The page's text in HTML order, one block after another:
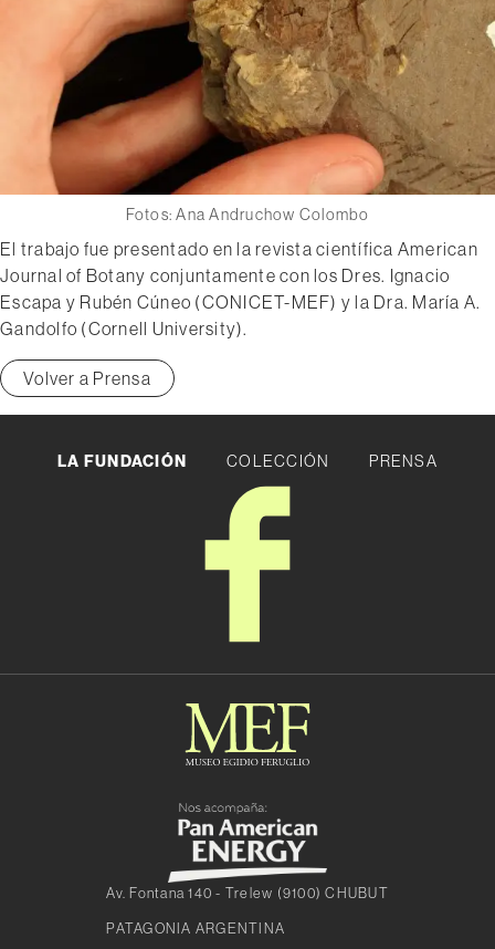
Fotos: Ana Andruchow Colombo
El trabajo fue presentado en la revista científica American
Journal of Botany conjuntamente con los Dres. Ignacio
Escapa y Rubén Cúneo (CONICET-MEF) y la Dra. María A.
Gandolfo (Cornell University).
Volver a Prensa
LA FUNDACIÓN COLECCIÓN PRENSA
Av. Fontana 140 - Trelew (9100) CHUBUT
PATAGONIA ARGENTINA